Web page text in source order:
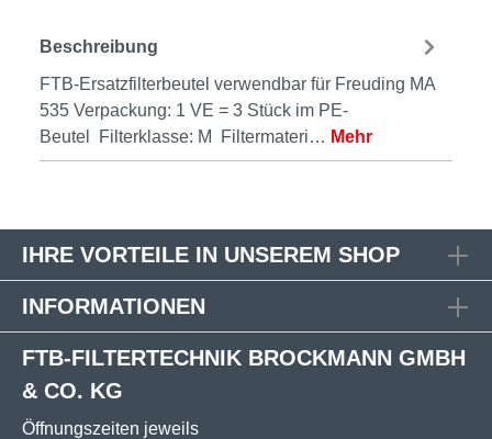
Beschreibung
FTB-Ersatzfilterbeutel verwendbar für Freuding MA
535 Verpackung: 1 VE = 3 Stück im PE-
Beutel Filterklasse: M Filtermateri… Mehr
IHRE VORTEILE IN UNSEREM SHOP
INFORMATIONEN
FTB-FILTERTECHNIK BROCKMANN GMBH
& CO. KG
Öffnungszeiten jeweils